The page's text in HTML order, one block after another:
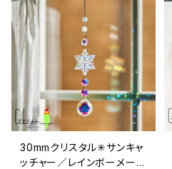
30mmクリスタル✳︎サンキャ
ッチャー／レインボーメーカ